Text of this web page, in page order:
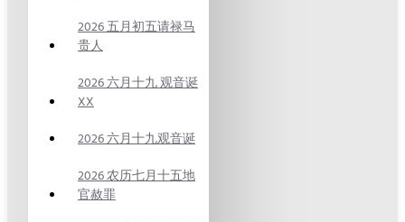
2026 五月初五请禄马
贵人
2026 六月十九 观音诞
XX
2026 六月十九观音诞
2026 农历七月十五地
官赦罪